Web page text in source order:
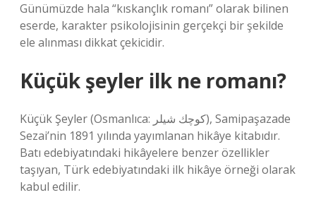
Günümüzde hala “kıskançlık romanı” olarak bilinen
eserde, karakter psikolojisinin gerçekçi bir şekilde
ele alınması dikkat çekicidir.
Küçük şeyler ilk ne romanı?
Küçük Şeyler (Osmanlıca: كوچك شيلر), Samipaşazade
Sezai’nin 1891 yılında yayımlanan hikâye kitabıdır.
Batı edebiyatındaki hikâyelere benzer özellikler
taşıyan, Türk edebiyatındaki ilk hikâye örneği olarak
kabul edilir.